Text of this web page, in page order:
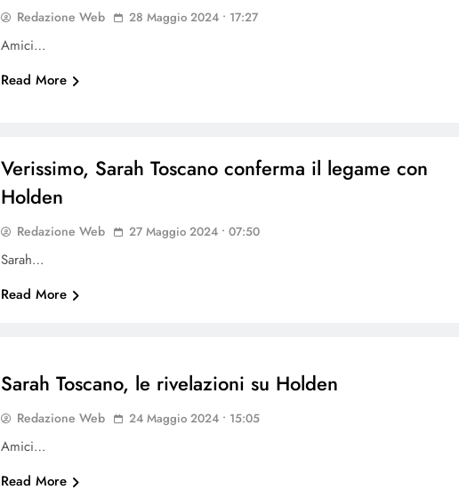
Redazione Web 28 Maggio 2024 • 17:27
Amici…
Read More
Verissimo, Sarah Toscano conferma il legame con
Holden
Redazione Web 27 Maggio 2024 • 07:50
Sarah…
Read More
Sarah Toscano, le rivelazioni su Holden
Redazione Web 24 Maggio 2024 • 15:05
Amici…
Read More